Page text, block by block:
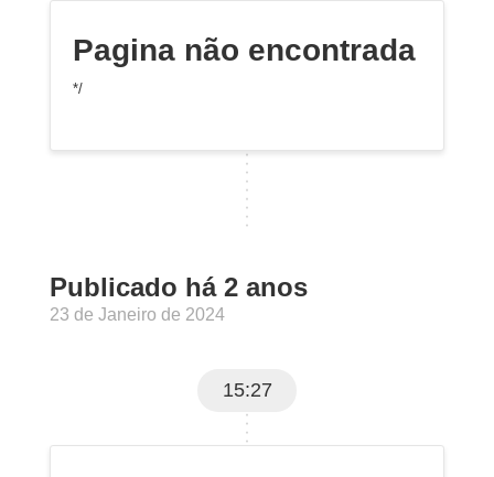
Pagina não encontrada
*/
Publicado há 2 anos
23 de Janeiro de 2024
15:27